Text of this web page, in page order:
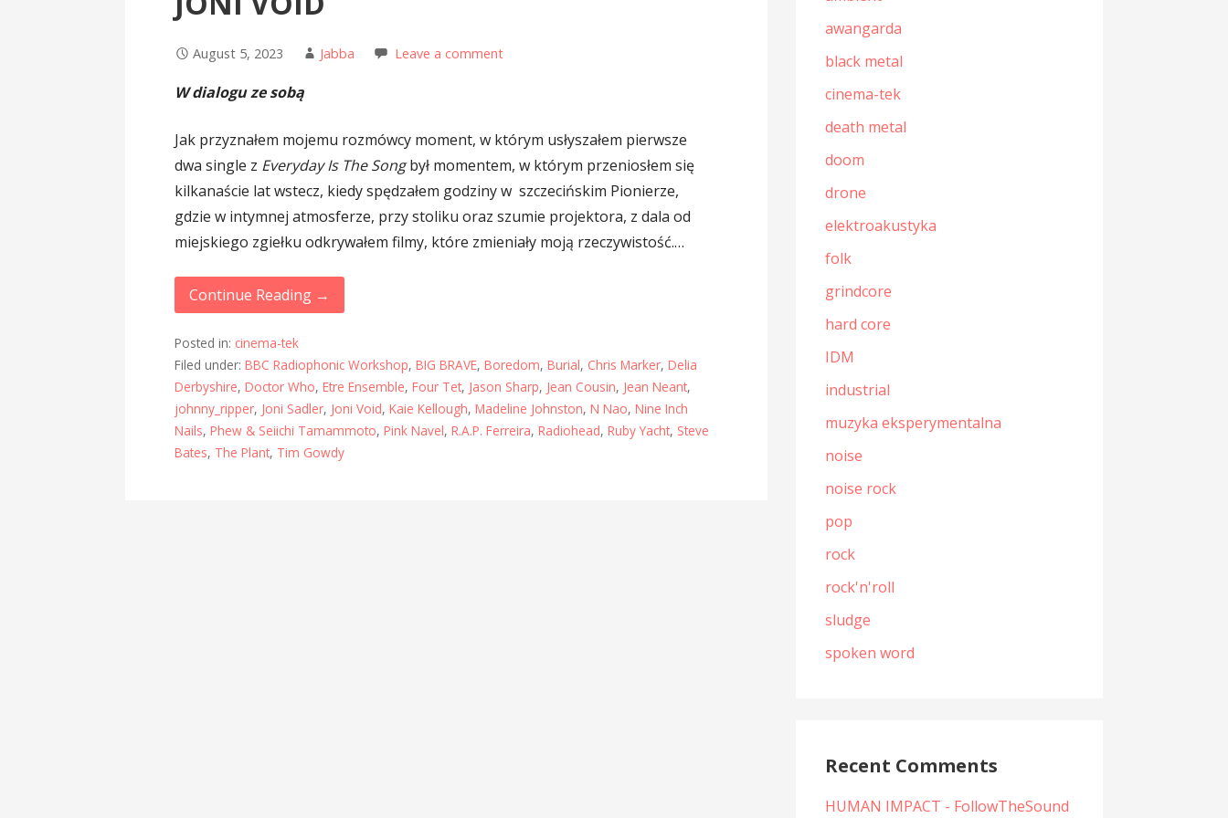
August 5, 2023 Jabba Leave a comment
W dialogu ze sobą
Jak przyznałem mojemu rozmówcy moment, w którym usłyszałem pierwsze
dwa single z Everyday Is The Songbył momentem, w którym przeniosłem się
kilkanaście lat wstecz, kiedy spędzałem godziny w szczecińskim Pionierze,
gdzie w intymnej atmosferze, przy stoliku oraz szumie projektora, z dala od
miejskiego zgiełku odkrywałem filmy, które zmieniały moją rzeczywistość.…
Continue Reading →
Posted in: cinema-tek
Filed under:BBC Radiophonic Workshop,BIG BRAVE,Boredom,Burial, Chris Marker,Delia
Derbyshire,Doctor Who,Etre Ensemble,Four Tet, Jason Sharp, Jean Cousin, Jean Neant,
johnny_ripper, Joni Sadler, Joni Void,Kaie Kellough,Madeline Johnston,N Nao,Nine Inch
Nails,Phew & Seiichi Tamammoto,Pink Navel,R.A.P. Ferreira,Radiohead,Ruby Yacht, Steve
Bates, The Plant, Tim Gowdy
awangarda
black metal
cinema-tek
death metal
doom
drone
elektroakustyka
folk
grindcore
hard core
IDM
industrial
muzyka eksperymentalna
noise
noise rock
pop
rock
rock'n'roll
sludge
spoken word
Recent Comments
HUMAN IMPACT - FollowTheSound